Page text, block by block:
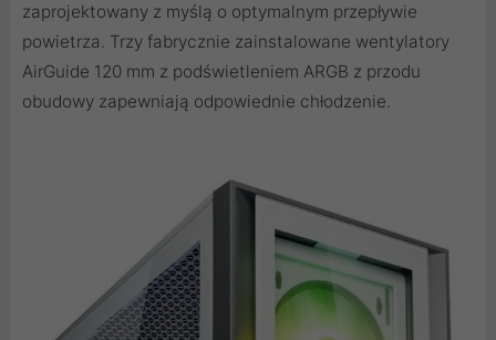
zaprojektowany z myślą o optymalnym przepływie
powietrza. Trzy fabrycznie zainstalowane wentylatory
AirGuide 120 mm z podświetleniem ARGB z przodu
obudowy zapewniają odpowiednie chłodzenie.